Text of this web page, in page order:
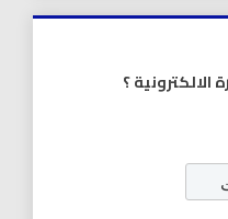
الالكترونية ؟